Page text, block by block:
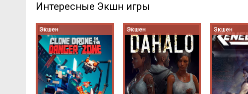
Интересные Экшн игры
Экшен Экшен Экшен